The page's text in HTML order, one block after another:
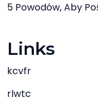
5 Powodów, Aby
Links
kcvfr
rlwtc